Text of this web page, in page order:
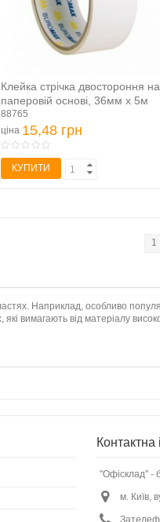
Наприклад, особливо
вимагають від матеріалу
Клейка стрічка двостороння на
паперовій основі, 36мм х 5м
88765
ціна 15,48 грн
КУПИТИ
1
"Офісклад" -
м. Київ,